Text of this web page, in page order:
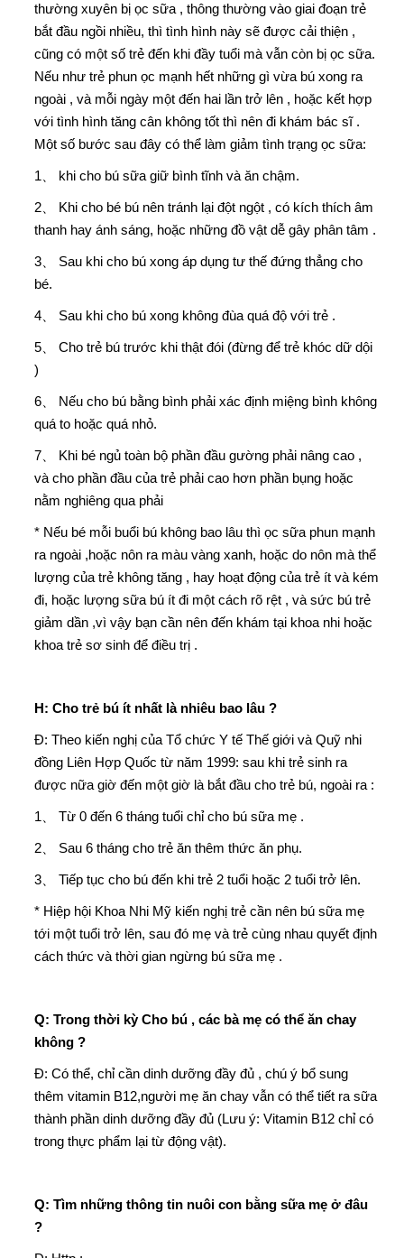
thường xuyên bị ọc sữa , thông thường vào giai đoạn trẻ
bắt đầu ngồi nhiều, thì tình hình này sẽ được cải thiện ,
cũng có một số trẻ đến khi đầy tuổi mà vẫn còn bị ọc sữa.
Nếu như trẻ phun ọc mạnh hết những gì vừa bú xong ra
ngoài , và mỗi ngày một đến hai lần trở lên , hoặc kết hợp
với tình hình tăng cân không tốt thì nên đi khám bác sĩ .
Một số bước sau đây có thể làm giảm tình trạng ọc sữa:
1、 khi cho bú sữa giữ bình tĩnh và ăn chậm.
2、 Khi cho bé bú nên tránh lại đột ngột , có kích thích âm
thanh hay ánh sáng, hoặc những đồ vật dễ gây phân tâm .
3、 Sau khi cho bú xong áp dụng tư thế đứng thẳng cho
bé.
4、 Sau khi cho bú xong không đùa quá độ với trẻ .
5、 Cho trẻ bú trước khi thật đói (đừng để trẻ khóc dữ dội
)
6、 Nếu cho bú bằng bình phải xác định miệng bình không
quá to hoặc quá nhỏ.
7、 Khi bé ngủ toàn bộ phần đầu gường phải nâng cao ,
và cho phần đầu của trẻ phải cao hơn phần bụng hoặc
nằm nghiêng qua phải
* Nếu bé mỗi buổi bú không bao lâu thì ọc sữa phun mạnh
ra ngoài ,hoặc nôn ra màu vàng xanh, hoặc do nôn mà thể
lượng của trẻ không tăng , hay hoạt động của trẻ ít và kém
đi, hoặc lượng sữa bú ít đi một cách rõ rệt , và sức bú trẻ
giảm dần ,vì vậy bạn cần nên đến khám tại khoa nhi hoặc
khoa trẻ sơ sinh để điều trị .
H: Cho trẻ bú ít nhất là nhiêu bao lâu ?
Đ: Theo kiến nghị của Tổ chức Y tế Thế giới và Quỹ nhi
đồng Liên Hợp Quốc từ năm 1999: sau khi trẻ sinh ra
được nữa giờ đến một giờ là bắt đầu cho trẻ bú, ngoài ra :
1、 Từ 0 đến 6 tháng tuổi chỉ cho bú sữa mẹ .
2、 Sau 6 tháng cho trẻ ăn thêm thức ăn phụ.
3、 Tiếp tục cho bú đến khi trẻ 2 tuổi hoặc 2 tuổi trở lên.
* Hiệp hội Khoa Nhi Mỹ kiến nghị trẻ cần nên bú sữa mẹ
tới một tuổi trở lên, sau đó mẹ và trẻ cùng nhau quyết định
cách thức và thời gian ngừng bú sữa mẹ .
Q: Trong thời kỳ Cho bú , các bà mẹ có thể ăn chay
không ?
Đ: Có thể, chỉ cần dinh dưỡng đầy đủ , chú ý bổ sung
thêm vitamin B12,người mẹ ăn chay vẫn có thể tiết ra sữa
thành phần dinh dưỡng đầy đủ (Lưu ý: Vitamin B12 chỉ có
trong thực phẩm lại từ động vật).
Q: Tìm những thông tin nuôi con bằng sữa mẹ ở đâu
?